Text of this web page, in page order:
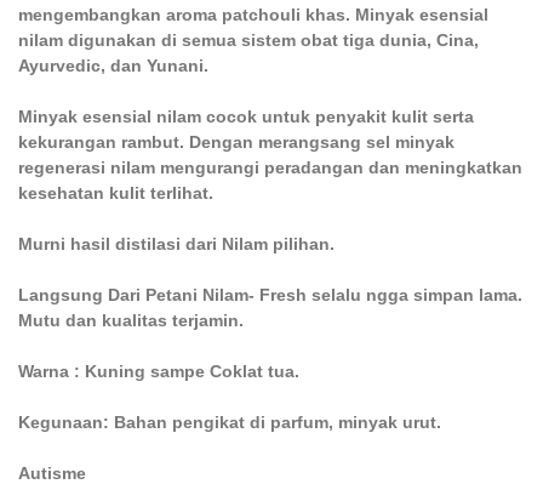
mengembangkan aroma patchouli khas. Minyak esensial
nilam digunakan di semua sistem obat tiga dunia, Cina,
Ayurvedic, dan Yunani.
Minyak esensial nilam cocok untuk penyakit kulit serta
kekurangan rambut. Dengan merangsang sel minyak
regenerasi nilam mengurangi peradangan dan meningkatkan
kesehatan kulit terlihat.
Murni hasil distilasi dari Nilam pilihan.
Langsung Dari Petani Nilam- Fresh selalu ngga simpan lama.
Mutu dan kualitas terjamin.
Warna : Kuning sampe Coklat tua.
Kegunaan: Bahan pengikat di parfum, minyak urut.
Autisme